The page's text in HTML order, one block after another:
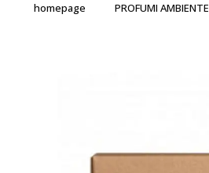
homepage PROFUMI AMBIENTE